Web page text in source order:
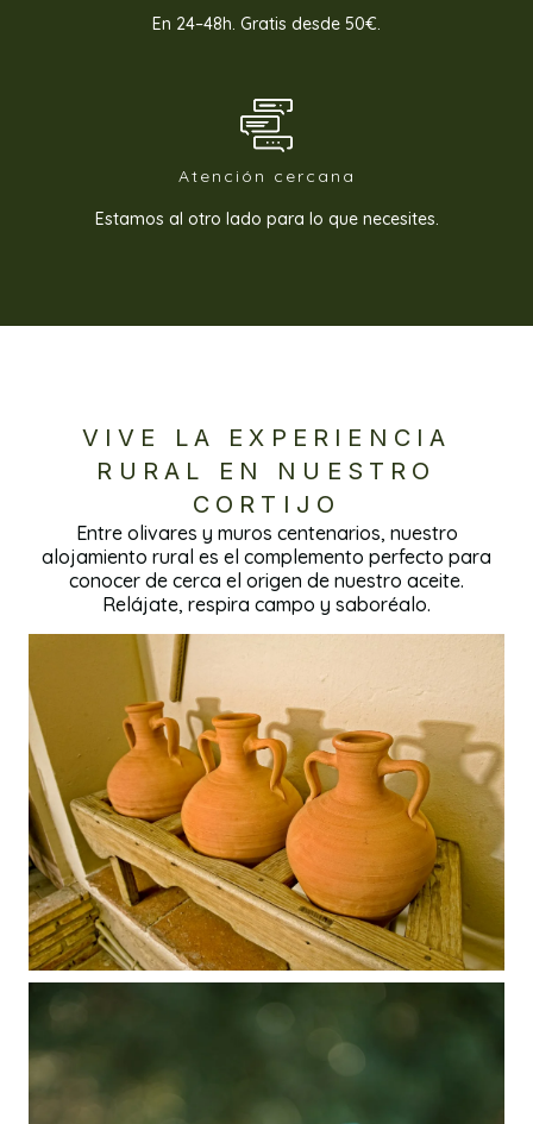
En 24–48h. Gratis desde 50€.
Atención cercana
Estamos al otro lado para lo que necesites.
VIVE LA EXPERIENCIA
RURAL EN NUESTRO
CORTIJO
Entre olivares y muros centenarios, nuestro
alojamiento rural es el complemento perfecto para
conocer de cerca el origen de nuestro aceite.
Relájate, respira campo y saboréalo.